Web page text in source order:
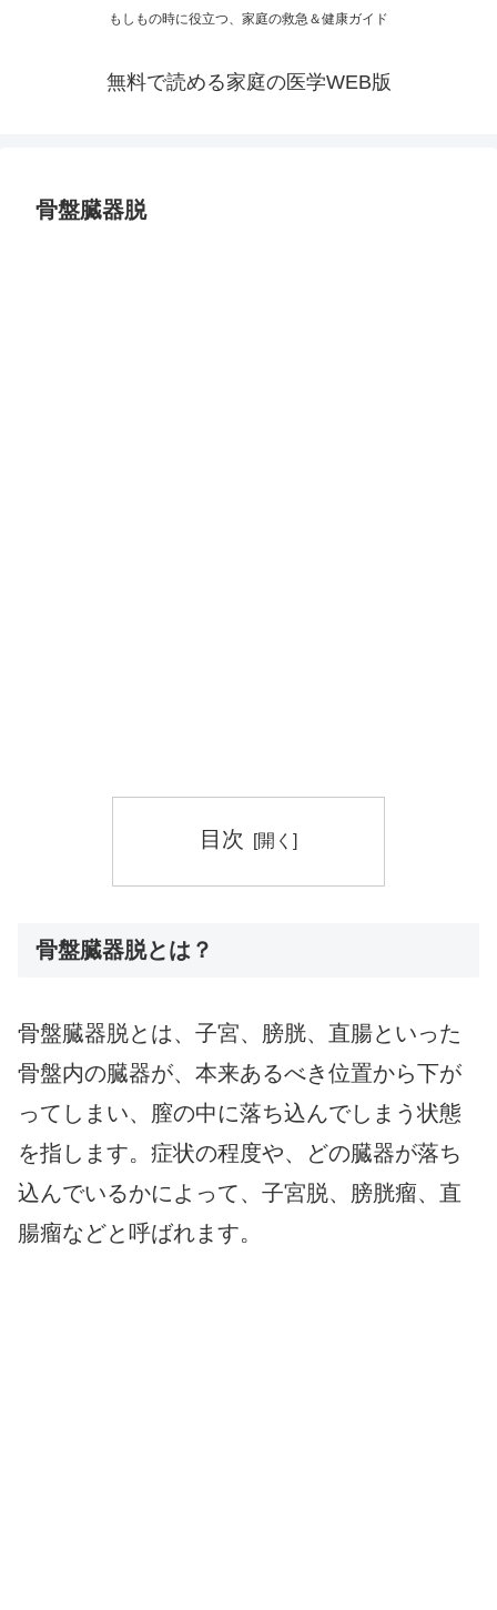
もしもの時に役立つ、家庭の救急＆健康ガイド
無料で読める家庭の医学WEB版
骨盤臓器脱
目次
骨盤臓器脱とは？
骨盤臓器脱とは、子宮、膀胱、直腸といった
骨盤内の臓器が、本来あるべき位置から下が
ってしまい、膣の中に落ち込んでしまう状態
を指します。症状の程度や、どの臓器が落ち
込んでいるかによって、子宮脱、膀胱瘤、直
腸瘤などと呼ばれます。